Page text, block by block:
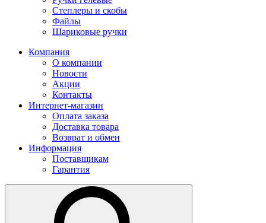
Степлеры и скобы
Файлы
Шариковые ручки
Компания
О компании
Новости
Акции
Контакты
Интернет-магазин
Оплата заказа
Доставка товара
Возврат и обмен
Информация
Поставщикам
Гарантия